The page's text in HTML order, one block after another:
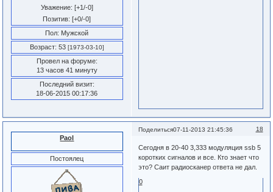
Уважение: [+1/-0]
Позитив: [+0/-0]
Пол: Мужской
Возраст: 53 [1973-03-10]
Провел на форуме:
13 часов 41 минуту
Последний визит:
18-06-2015 00:17:36
Поделиться 18
07-11-2013 21:45:36
Paol
Постоялец
Сегодня в 20-40 3,333 модуляция ssb 5
коротких сигналов и все. Кто знает что
это? Саит радиосканер ответа не дал.
0